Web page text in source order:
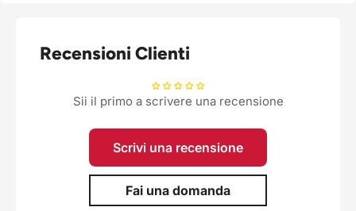
Recensioni Clienti
Sii il primo a scrivere una recensione
Scrivi una recensione
Fai una domanda